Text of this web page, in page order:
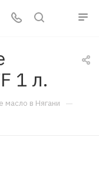
1 л.
масло в Нягани —